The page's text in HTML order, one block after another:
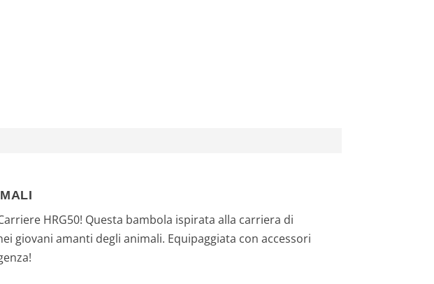
:
3
0
4
HRG50! Questa bambola ispirata alla carriera di
giovani amanti degli animali. Equipaggiata con accessori